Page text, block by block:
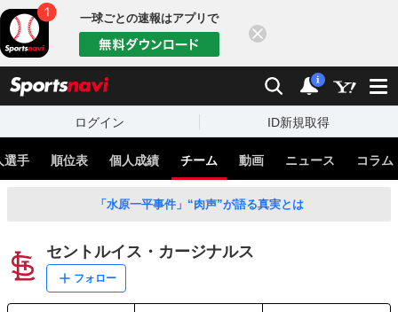
一球ごとの速報はアプリで
検索 通知
i
ログイン ID新規取得
選手 順位表 個人成績 チーム 動画 ニュース コラム
「水原一平事件」“肉声”が語る真実とは
セントルイス・カージナルス
フォロー